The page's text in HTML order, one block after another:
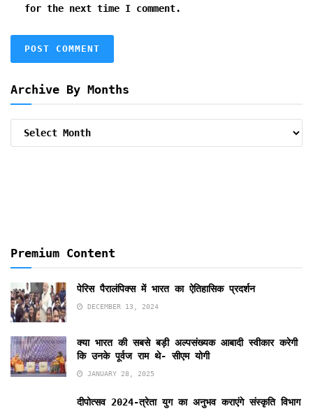
for the next time I comment.
Archive By Months
Archive
Premium Content
पेरिस पैरालंपिक्स में भारत का ऐतिहासिक प्रदर्शन
DECEMBER 13, 2024
क्या भारत की सबसे बड़ी अल्पसंख्यक आबादी स्वीकार करेगी
कि उनके पूर्वज राम थे- सीएम योगी
JANUARY 28, 2025
दीपोत्सव 2024-त्रेता युग का अनुभव कराएंगे संस्कृति विभाग